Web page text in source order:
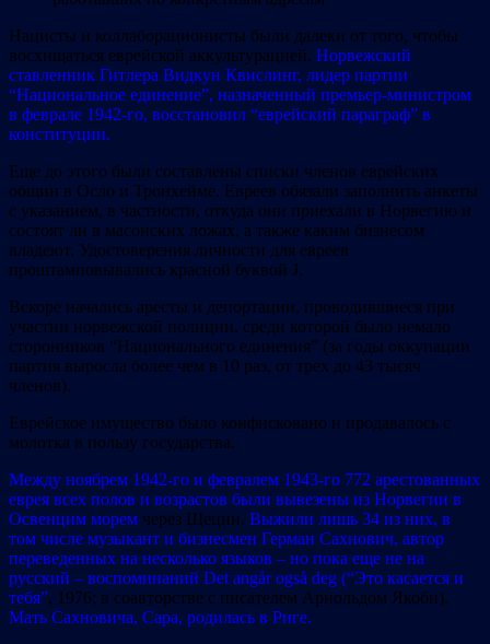
Нацисты и коллаборационисты были далеки от того, чтобы
восхищаться еврейской аккультурацией. Норвежский
ставленник Гитлера Видкун Квислинг, лидер партии
“Национальное единение”, назначенный премьер-министром
в феврале 1942-го, восстановил “еврейский параграф” в
конституции.
Еще до этого были составлены списки членов еврейских
общин в Осло и Тронхейме. Евреев обязали заполнить анкеты
с указанием, в частности, откуда они приехали в Норвегию и
состоят ли в масонских ложах, а также каким бизнесом
владеют. Удостоверения личности для евреев
проштамповывались красной буквой J.
Вскоре начались аресты и депортации, проводившиеся при
участии норвежской полиции, среди которой было немало
сторонников “Национального единения” (за годы оккупации
партия выросла более чем в 10 раз, от трех до 43 тысяч
членов).
Еврейское имущество было конфисковано и продавалось с
молотка в пользу государства.
Между ноябрем 1942-го и февралем 1943-го 772 арестованных
еврея всех полов и возрастов были вывезены из Норвегии в
Освенцим морем через Щецин. Выжили лишь 34 из них, в
том числе музыкант и бизнесмен Герман Сахнович, автор
переведенных на несколько языков – но пока еще не на
русский – воспоминаний Det angår også deg (“Это касается и
тебя”, 1976; в соавторстве с писателем Арнольдом Якоби).
Мать Сахновича, Сара, родилась в Риге.